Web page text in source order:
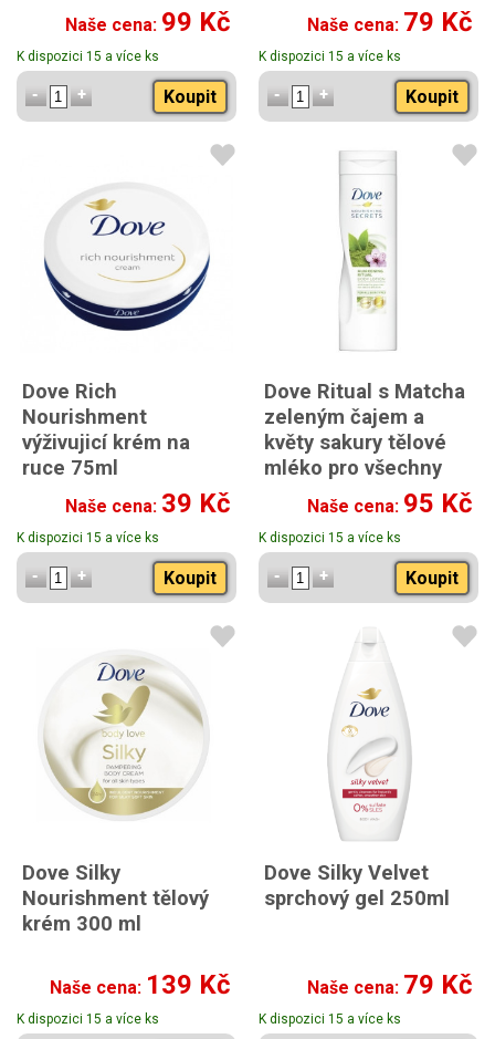
Naše cena: 99 Kč
K dispozici 15 a více ks
Koupit
s vůní granátového jablka a
ibiškuNaše cena: 79 Kč
K dispozici 15 a více ks
Koupit
Dove Rich
Nourishment
výživujicí krém na
ruce 75ml
Naše cena: 39 Kč
K dispozici 15 a více ks
Koupit
Dove Ritual s Matcha
zeleným čajem a
květy sakury tělové
mléko pro všechny
typy pleti 250 ml
Naše cena: 95 Kč
K dispozici 15 a více ks
Koupit
Dove Silky
Nourishment tělový
krém 300 ml
Naše cena: 139 Kč
K dispozici 15 a více ks
Dove Silky Velvet
sprchový gel 250ml
Naše cena: 79 Kč
K dispozici 15 a více ks